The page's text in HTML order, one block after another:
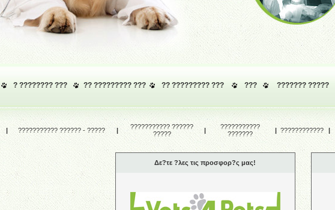
? ???????? ??? ?? ????????? ??? ?? ????????? ??? ??? ??????? ?????
| ??????????? ?????? - ????? |
??????????? ??????
?????
|
???????????
???????
| ???????????? |
Δε?τε ?λες τις προσφορ?ς μας!